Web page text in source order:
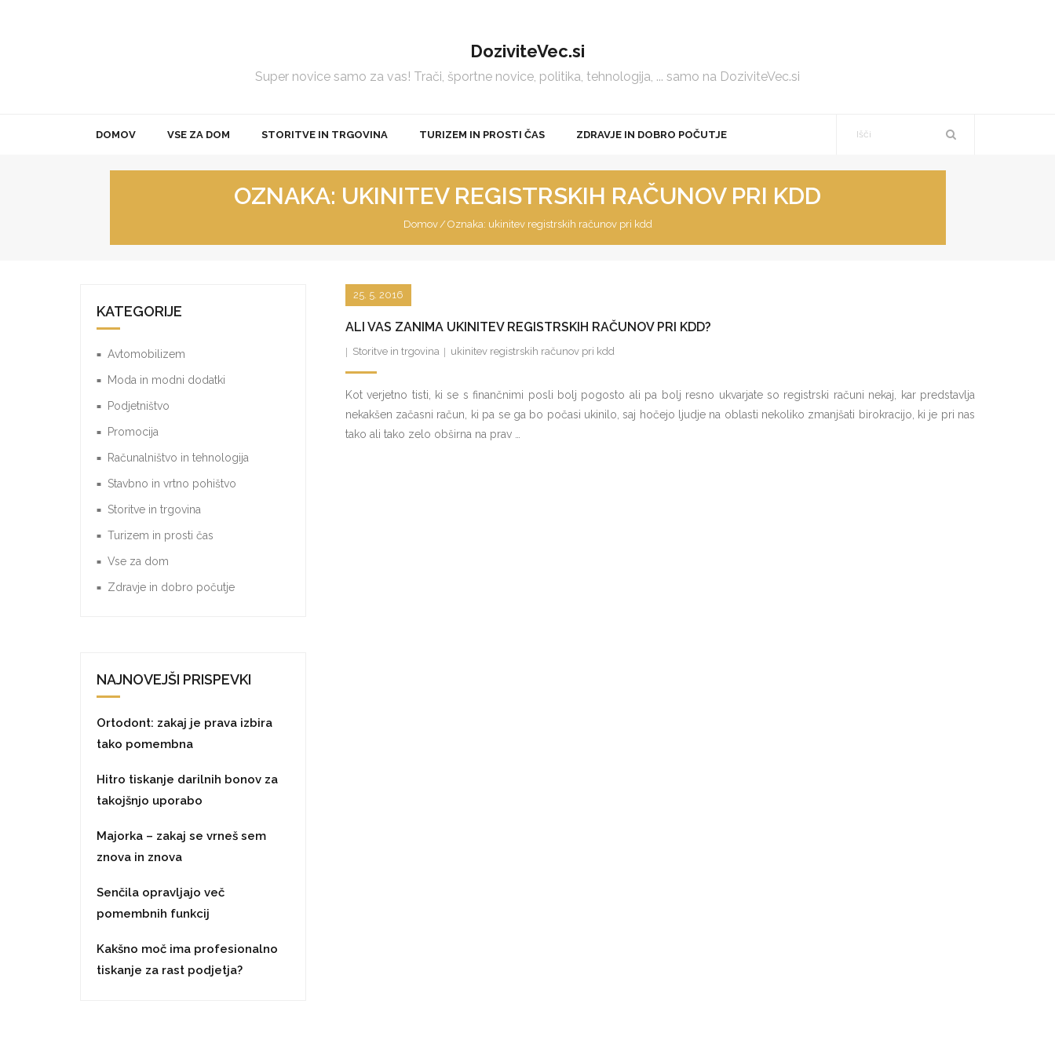
DoziviteVec.si
Super novice samo za vas! Trači, športne novice, politika, tehnologija, ... samo na DoziviteVec.si
DOMOV VSE ZA DOM STORITVE IN TRGOVINA TURIZEM IN PROSTI ČAS ZDRAVJE IN DOBRO POČUTJE
OZNAKA: UKINITEV REGISTRSKIH RAČUNOV PRI KDD
Domov /Oznaka: ukinitev registrskih računov pri kdd
ALI VAS ZANIMA UKINITEV REGISTRSKIH RAČUNOV PRI KDD?
25. 5. 2016
Storitve in trgovina ukinitev registrskih računov pri kdd
Kot verjetno tisti, ki se s finančnimi posli bolj pogosto ali pa bolj resno ukvarjate so registrski računi nekaj, kar predstavlja
nekakšen začasni račun, ki pa se ga bo počasi ukinilo, saj hočejo ljudje na oblasti nekoliko zmanjšati birokracijo, ki je pri nas
tako ali tako zelo obširna na prav …
KATEGORIJE
Avtomobilizem
Moda in modni dodatki
Podjetništvo
Promocija
Računalništvo in tehnologija
Stavbno in vrtno pohištvo
Storitve in trgovina
Turizem in prosti čas
Vse za dom
Zdravje in dobro počutje
NAJNOVEJŠI PRISPEVKI
Ortodont: zakaj je prava izbira
tako pomembna
Hitro tiskanje darilnih bonov za
takojšnjo uporabo
Majorka – zakaj se vrneš sem
znova in znova
Senčila opravljajo več
pomembnih funkcij
Kakšno moč ima profesionalno
tiskanje za rast podjetja?